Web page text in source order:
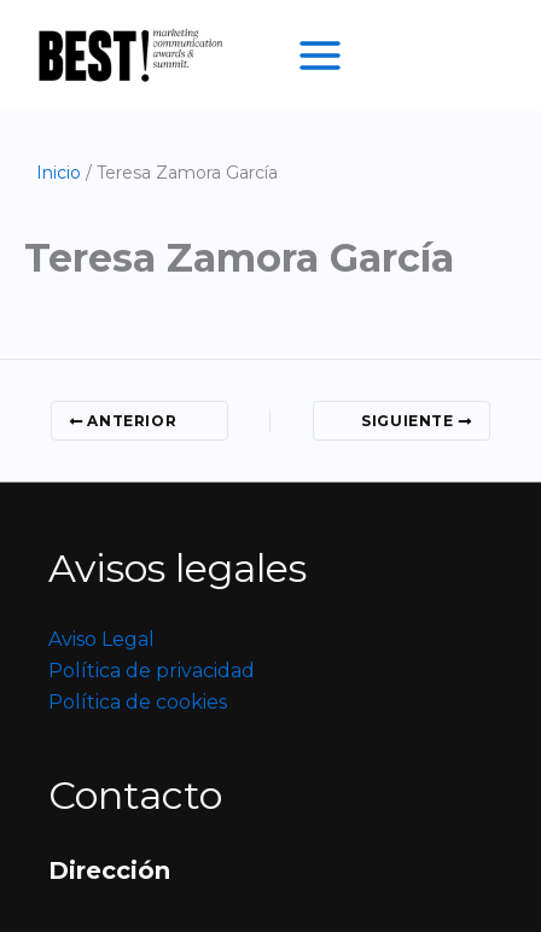
contenido
Inicio Teresa Zamora García
Teresa Zamora García
ANTERIOR SIGUIENTE
Avisos legales
Aviso Legal
Política de privacidad
Política de cookies
Contacto
Dirección